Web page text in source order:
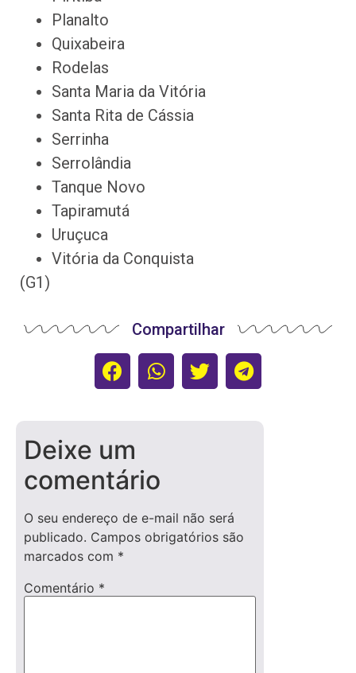
Planalto
Quixabeira
Rodelas
Santa Maria da Vitória
Santa Rita de Cássia
Serrinha
Serrolândia
Tanque Novo
Tapiramutá
Uruçuca
Vitória da Conquista
(G1)
Compartilhar
Deixe um
comentário
O seu endereço de e-mail não será
publicado. Campos obrigatórios são
marcados com *
Comentário *